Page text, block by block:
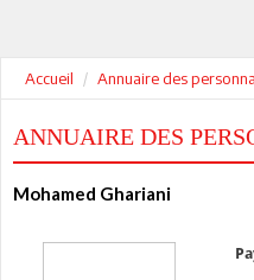
Accueil Annuaire des
ANNUAIRE DES
Mohamed Ghariani